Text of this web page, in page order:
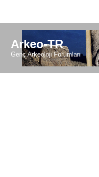
Arkeo-TR
Genç Arkeoloji Forumları